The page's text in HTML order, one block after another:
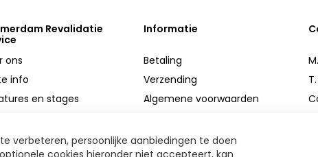
Revalidatie
ons
info
en stages
service
Informatie
Betaling
Verzending
Algemene voorwaarden
Retouren
M.
verbeteren, persoonlijke aanbiedingen te doen
cookies hieronder niet accepteert, kan